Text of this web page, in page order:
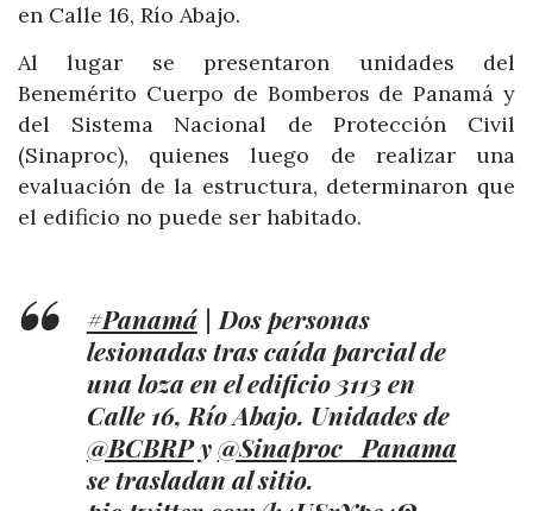
en Calle 16, Río Abajo.
Al lugar se presentaron unidades del
Benemérito Cuerpo de Bomberos de Panamá y
del Sistema Nacional de Protección Civil
(Sinaproc), quienes luego de realizar una
evaluación de la estructura, determinaron que
el edificio no puede ser habitado.
#Panamá| Dos personas
lesionadas tras caída parcial de
una loza en el edificio 3113 en
Calle 16, Río Abajo. Unidades de
@BCBRPy@Sinaproc_Panama
se trasladan al sitio.